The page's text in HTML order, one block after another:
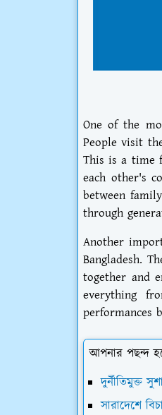
One of the
People visit
This is a time
each other's
between
through
Another
Bangladesh.
together and
everything
performances
আপনার পছন্দ
দুর্নীতিমুক্ত
সারাদেশে